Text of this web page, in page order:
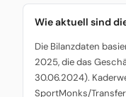
Wie aktuell sind
Die Bilanzdaten
2025, die das
30.06.2024).
SportMonks/